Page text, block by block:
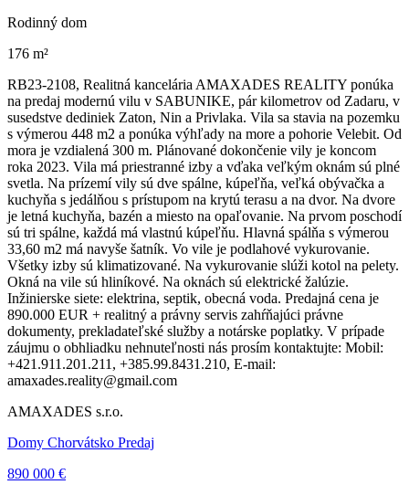
Rodinný dom
176 m²
RB23-2108, Realitná kancelária AMAXADES REALITY ponúka
na predaj modernú vilu v SABUNIKE, pár kilometrov od Zadaru, v
susedstve dediniek Zaton, Nin a Privlaka. Vila sa stavia na pozemku
s výmerou 448 m2 a ponúka výhľady na more a pohorie Velebit. Od
mora je vzdialená 300 m. Plánované dokončenie vily je koncom
roka 2023. Vila má priestranné izby a vďaka veľkým oknám sú plné
svetla. Na prízemí vily sú dve spálne, kúpeľňa, veľká obývačka a
kuchyňa s jedálňou s prístupom na krytú terasu a na dvor. Na dvore
je letná kuchyňa, bazén a miesto na opaľovanie. Na prvom poschodí
sú tri spálne, každá má vlastnú kúpeľňu. Hlavná spálňa s výmerou
33,60 m2 má navyše šatník. Vo vile je podlahové vykurovanie.
Všetky izby sú klimatizované. Na vykurovanie slúži kotol na pelety.
Okná na vile sú hliníkové. Na oknách sú elektrické žalúzie.
Inžinierske siete: elektrina, septik, obecná voda. Predajná cena je
890.000 EUR + realitný a právny servis zahŕňajúci právne
dokumenty, prekladateľské služby a notárske poplatky. V prípade
záujmu o obhliadku nehnuteľnosti nás prosím kontaktujte: Mobil:
+421.911.201.211, +385.99.8431.210, E-mail:
amaxades.reality@gmail.com
AMAXADES s.r.o.
Domy Chorvátsko Predaj
890 000 €